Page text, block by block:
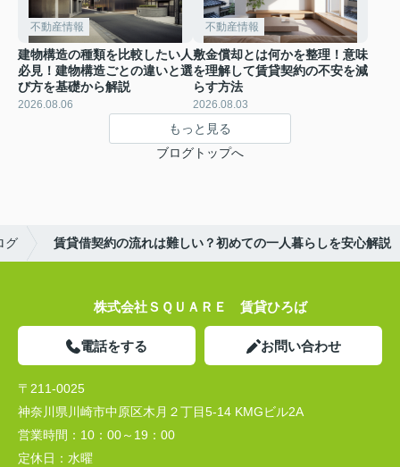
不動産情報
建物構造の種類を比較したい人
必見！建物構造ごとの違いと選
び方を基礎から解説
2026.08.06
不動産情報
敷金償却とは何かを整理！意味
を理解して賃貸契約の不安を減
らす方法
2026.08.03
もっと見る
ブログトップへ
グ 賃貸借契約の流れは難しい？初めての一人暮らしを安心解説
株式会社ＳＱＵＡＲＥ 賃貸ひろば
電話をする お問い合わせ
〒211-0025
神奈川県川崎市中原区木月２丁目5-14 KMGビル2A
営業時間： 10：00～19：00
定休日： 水曜